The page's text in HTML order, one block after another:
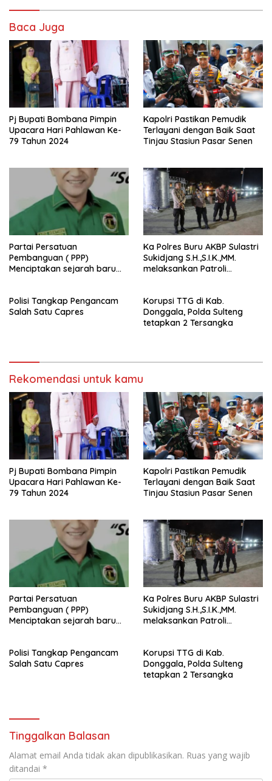
Baca Juga
Pj Bupati Bombana Pimpin
Upacara Hari Pahlawan Ke-
79 Tahun 2024
Kapolri Pastikan Pemudik
Terlayani dengan Baik Saat
Tinjau Stasiun Pasar Senen
Partai Persatuan
Pembanguan ( PPP)
Menciptakan sejarah baru
Buru (Namlea).
Ka Polres Buru AKBP Sulastri
Sukidjang S.H.,S.I.K.,MM.
melaksankan Patroli
Polisi Tangkap Pengancam
Salah Satu Capres
Korupsi TTG di Kab.
Donggala, Polda Sulteng
tetapkan 2 Tersangka
Rekomendasi untuk kamu
Pj Bupati Bombana Pimpin
Upacara Hari Pahlawan Ke-
79 Tahun 2024
Kapolri Pastikan Pemudik
Terlayani dengan Baik Saat
Tinjau Stasiun Pasar Senen
Partai Persatuan
Pembanguan ( PPP)
Menciptakan sejarah baru
Buru (Namlea).
Ka Polres Buru AKBP Sulastri
Sukidjang S.H.,S.I.K.,MM.
melaksankan Patroli
Polisi Tangkap Pengancam
Salah Satu Capres
Korupsi TTG di Kab.
Donggala, Polda Sulteng
tetapkan 2 Tersangka
Tinggalkan Balasan
Alamat email Anda tidak akan dipublikasikan. Ruas yang wajib
ditandai *